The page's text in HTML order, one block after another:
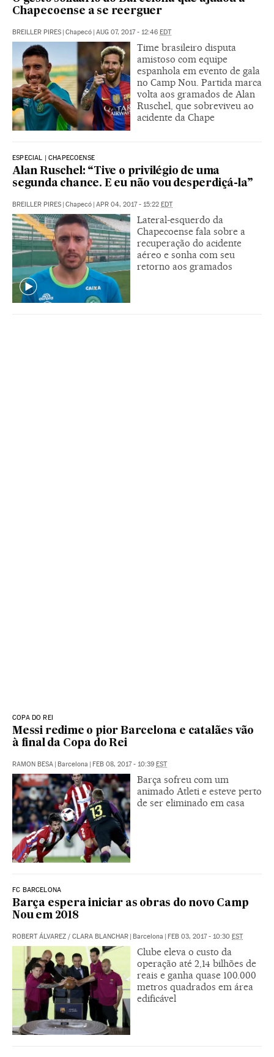
Chapecoense a se reerguer
BREILLER PIRES | Chapecó | AUG 07, 2017 - 12:46 EDT
Time brasileiro disputa
amistoso com equipe
espanhola em evento de gala
no Camp Nou. Partida marca
volta aos gramados de Alan
Ruschel, que sobreviveu ao
acidente da Chape
ESPECIAL | CHAPECOENSE
Alan Ruschel: “Tive o privilégio de uma
segunda chance. E eu não vou desperdiçá-la”
BREILLER PIRES | Chapecó | APR 04, 2017 - 15:22 EDT
Lateral-esquerdo da
Chapecoense fala sobre a
recuperação do acidente
aéreo e sonha com seu
retorno aos gramados
COPA DO REI
Messi redime o pior Barcelona e catalães vão
à final da Copa do Rei
RAMON BESA | Barcelona | FEB 08, 2017 - 10:39 EST
Barça sofreu com um
animado Atleti e esteve perto
de ser eliminado em casa
FC BARCELONA
Barça espera iniciar as obras do novo Camp
Nou em 2018
ROBERT ÁLVAREZ / CLARA BLANCHAR | Barcelona | FEB 03, 2017 - 10:30 EST
Clube eleva o custo da
operação até 2,14 bilhões de
reais e ganha quase 100.000
metros quadrados em área
edificável